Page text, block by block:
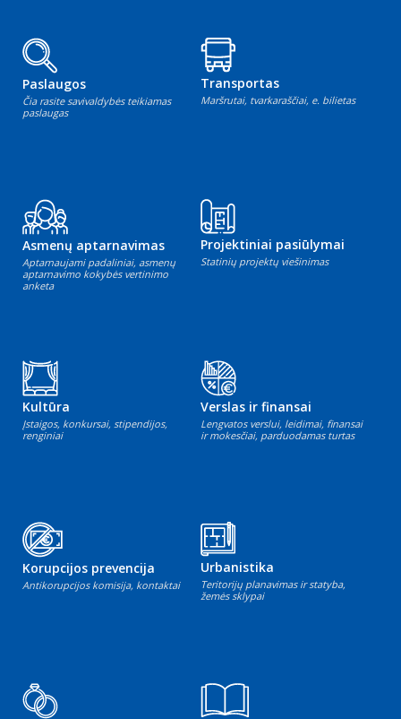
Paslaugos
Čia rasite savivaldybės teikiamas
paslaugas
Transportas
Maršrutai, tvarkaraščiai, e. bilietas
Asmenų aptarnavimas
Aptarnaujami padaliniai, asmenų
aptarnavimo kokybės vertinimo
anketa
Projektiniai pasiūlymai
Statinių projektų viešinimas
Kultūra
Įstaigos, konkursai, stipendijos,
renginiai
Verslas ir finansai
Lengvatos verslui, leidimai, finansai
ir mokesčiai, parduodamas turtas
Korupcijos prevencija
Antikorupcijos komisija, kontaktai
Urbanistika
Teritorijų planavimas ir statyba,
žemės sklypai